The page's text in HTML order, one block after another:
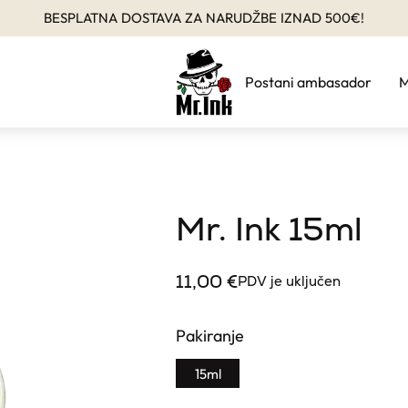
BESPLATNA DOSTAVA ZA NARUDŽBE IZNAD 500€!
Postani ambasador
Mr. Ink 15ml
11,00€PDV je uključen
Pakiranje
15ml